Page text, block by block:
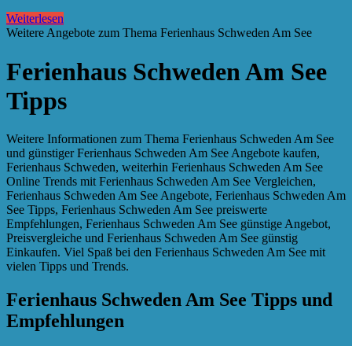
Weiterlesen
Weitere Angebote zum Thema Ferienhaus Schweden Am See
Ferienhaus Schweden Am See
Tipps
Weitere Informationen zum Thema Ferienhaus Schweden Am See
und günstiger Ferienhaus Schweden Am See Angebote kaufen,
Ferienhaus Schweden, weiterhin Ferienhaus Schweden Am See
Online Trends mit Ferienhaus Schweden Am See Vergleichen,
Ferienhaus Schweden Am See Angebote, Ferienhaus Schweden Am
See Tipps, Ferienhaus Schweden Am See preiswerte
Empfehlungen, Ferienhaus Schweden Am See günstige Angebot,
Preisvergleiche und Ferienhaus Schweden Am See günstig
Einkaufen. Viel Spaß bei den Ferienhaus Schweden Am See mit
vielen Tipps und Trends.
Ferienhaus Schweden Am See Tipps und
Empfehlungen